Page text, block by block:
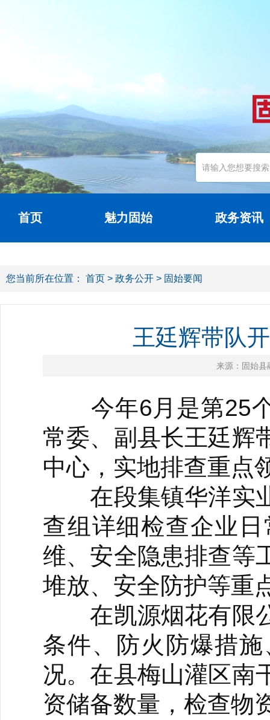
首页 魅力固始 政务资讯
您当前所在位置： 首页 > 政务公开 > 固始要闻
王廷辉带队
来源：固始县
今年6月是第25个
常委、副县长王廷辉
中心，实地排查重点
在段集镇华洋实业
查组详细检查企业
维、安全隐患排查等
堆放、安全防护等重
在凯源烟花有限公
条件、防火防爆措
况。在县梅山灌区南
资储备数量，检查物